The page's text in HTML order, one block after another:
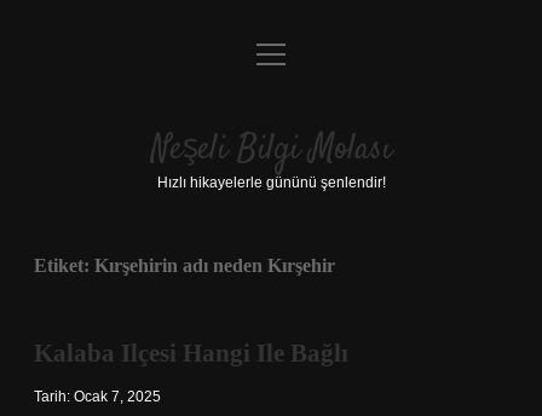
Anasayfa
Yasal Uyarı
menüyü
Neşeli Bilgi Molası
Hızlı hikayelerle gününü şenlendir!
Etiket: Kırşehirin adı neden Kırşehir
Kalaba Ilçesi Hangi Ile Bağlı
Tarih: Ocak 7, 2025